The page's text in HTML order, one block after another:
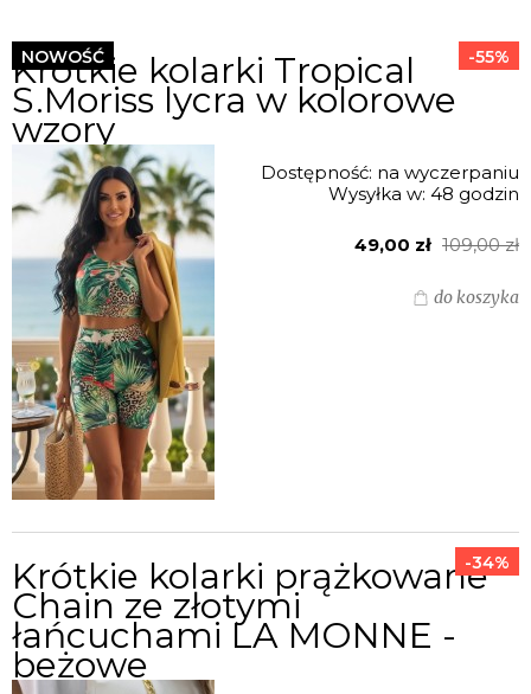
Krótkie kolarki Tropical
S.Moriss lycra w kolorowe
wzory
Dostępność: na wyczerpaniu
Wysyłka w: 48 godzin
49,00 zł 109,00 zł
do koszyka
-55%
NOWOŚĆ
Krótkie kolarki prążkowane
Chain ze złotymi
łańcuchami LA MONNE -
beżowe
-34%